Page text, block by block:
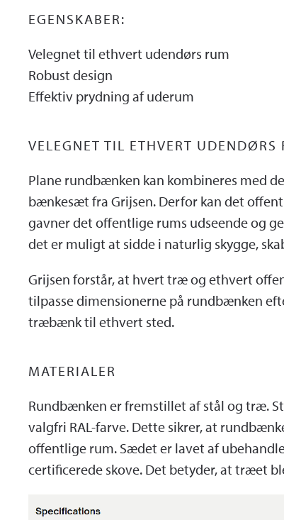
EGENSKABER:
Velegnet til ethvert udendørs rum
Robust design
Effektiv prydning af uderum
VELEGNET TIL ETHVERT UDENDØRS
Plane rundbænken kan kombineres med
bænkesæt fra Grijsen. Derfor kan det
gavner det offentlige rums udseende og
det er muligt at sidde i naturlig skygge,
Grijsen forstår, at hvert træ og ethvert
tilpasse dimensionerne på rundbænken
træbænk til ethvert sted.
MATERIALER
Rundbænken er fremstillet af stål og træ.
valgfri RAL-farve. Dette sikrer, at
offentlige rum. Sædet er lavet af
certificerede skove. Det betyder, at træet